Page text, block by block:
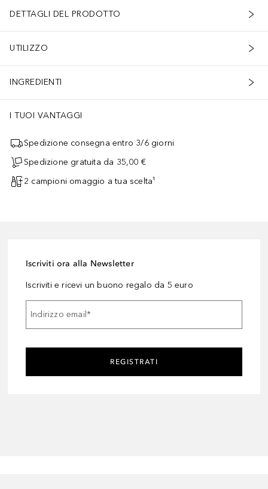
DETTAGLI DEL PRODOTTO
UTILIZZO
INGREDIENTI
I TUOI VANTAGGI
Spedizione consegna entro 3/6 giorni
Spedizione gratuita da 35,00 €
2 campioni omaggio a tua scelta¹
Iscriviti ora alla Newsletter
Iscriviti e ricevi un buono regalo da 5 euro
Indirizzo email*
REGISTRATI